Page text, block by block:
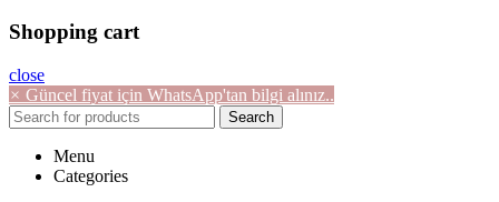
Shopping cart
close
× Güncel fiyat için WhatsApp'tan bilgi alınız..
Search
Menu
Categories